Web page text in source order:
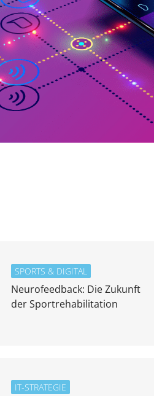
SPORTS & DIGITAL
Neurofeedback: Die Zukunft
der Sportrehabilitation
IT-STRATEGIE